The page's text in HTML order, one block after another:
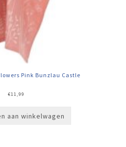
Pink Bunzlau Castle
€11,99
aan winkelwagen